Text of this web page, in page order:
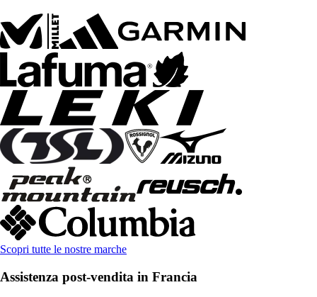
Scopri tutte le nostre marche
Assistenza post-vendita in Francia